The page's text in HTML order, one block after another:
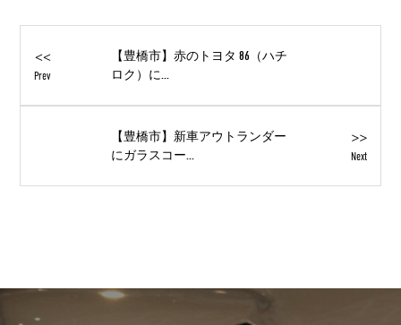
<<
Prev
【豊橋市】赤のトヨタ 86（ハチ
ロク）に...
>>
Next
【豊橋市】新車アウトランダー
にガラスコー...